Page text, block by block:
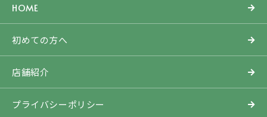
HOME
初めての方へ
店舗紹介
プライバシーポリシー